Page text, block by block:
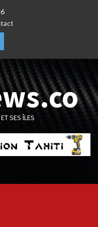
SES ÎLES